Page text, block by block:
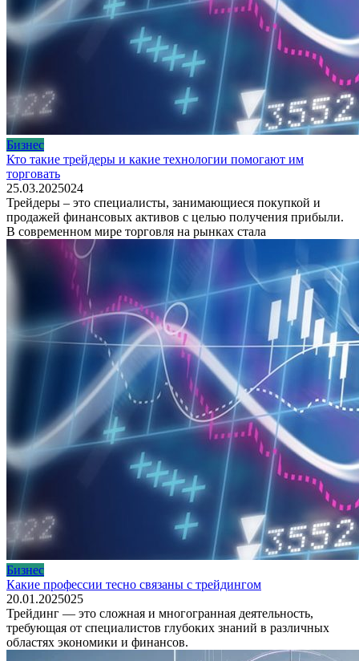
Бизнес
Кто такие трейдеры и какие технологии помогают им
торговать
25.03.2025024
Трейдеры – это специалисты, занимающиеся покупкой и
продажей финансовых активов с целью получения прибыли.
В современном мире торговля на рынках стала
Бизнес
Какие профессии тесно связаны с трейдингом
20.01.2025025
Трейдинг — это сложная и многогранная деятельность,
требующая от специалистов глубоких знаний в различных
областях экономики и финансов.